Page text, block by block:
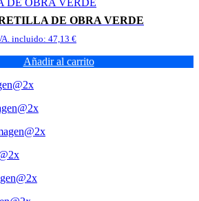
DE OBRA VERDE
incluido: 47,13 €
Añadir al carrito